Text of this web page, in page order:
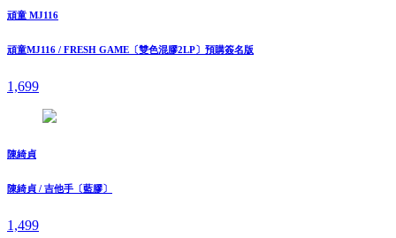
頑童 MJ116
頑童MJ116 / FRESH GAME〔雙色混膠2LP〕預購簽名版
1,699
陳綺貞
陳綺貞 / 吉他手〔藍膠〕
1,499